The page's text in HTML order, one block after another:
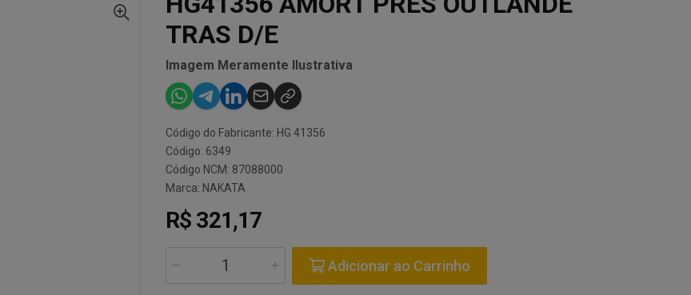
TRAS D/E
Imagem Meramente Ilustrativa
Código do Fabricante: HG 41356
Código: 6349
Código NCM: 87088000
Marca: NAKATA
R$ 321,17
Adicionar ao Carrinho